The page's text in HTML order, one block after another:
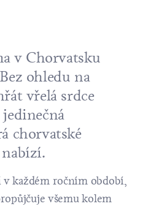
v Chorvatsku
ohledu na
vřelá srdce
chorvatské
každém ročním období,
všemu kolem